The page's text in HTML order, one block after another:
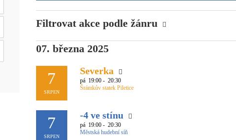
Filtrovat akce podle žánru
07. března 2025
7
SRPEN
Severka
pá 19:00 - 20:30
Šrámkův statek Piletice
7
SRPEN
-4 ve stínu
pá 19:00 - 20:30
Městská hudební síň